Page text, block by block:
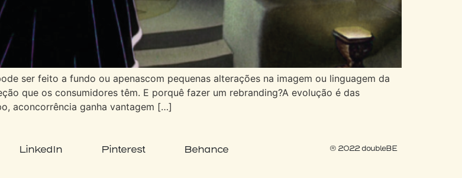
ser feito a fundo ou apenascom pequenas alterações na imagem ou linguagem da
que os consumidores têm. E porquê fazer um rebranding?A evolução é das
aconcorrência ganha vantagem […]
LinkedIn Pinterest Behance ® 2022 doubleBE